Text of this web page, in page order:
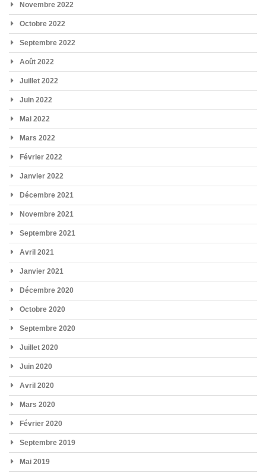
Novembre 2022
Octobre 2022
Septembre 2022
Août 2022
Juillet 2022
Juin 2022
Mai 2022
Mars 2022
Février 2022
Janvier 2022
Décembre 2021
Novembre 2021
Septembre 2021
Avril 2021
Janvier 2021
Décembre 2020
Octobre 2020
Septembre 2020
Juillet 2020
Juin 2020
Avril 2020
Mars 2020
Février 2020
Septembre 2019
Mai 2019